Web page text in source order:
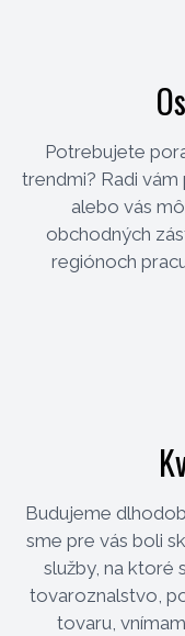
Potrebujete
trendmi? Radi
alebo vás
obchodných
regiónoch
Budujeme
sme pre vás boli
služby, na ktoré
tovaroznalstvo,
tovaru,